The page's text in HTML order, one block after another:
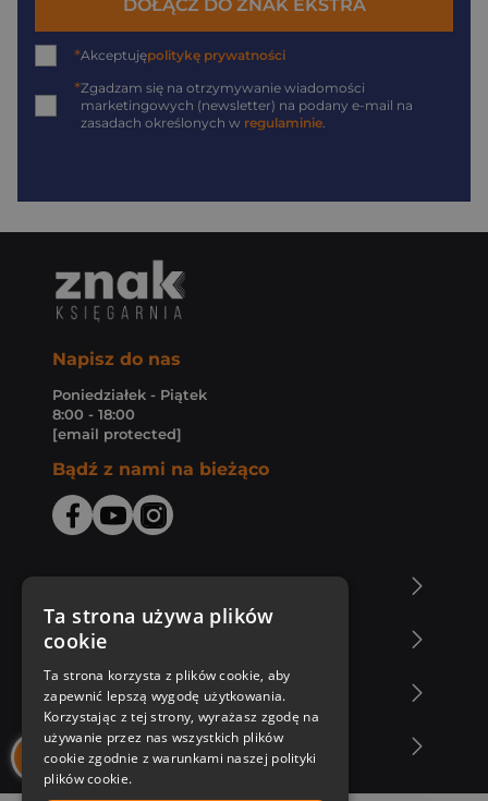
DOŁĄCZ DO ZNAK EKSTRA
*Akceptujępolitykę prywatności
*Zgadzam się na otrzymywanie wiadomości
marketingowych (newsletter) na podany e-mail na
zasadach określonych w regulaminie
Napisz do nas
Poniedziałek - Piątek
8:00 - 18:00
[email protected]
Bądź z nami na bieżąco
Zakupy u nas
Nasza oferta
Nasi autorzy
Ta strona używa plików
cookie
Ta strona korzysta z plików cookie, aby
zapewnić lepszą wygodę użytkowania.
Korzystając z tej strony, wyrażasz zgodę na
używanie przez nas wszystkich plików
cookie zgodnie z warunkami naszej polityki
plików cookie.